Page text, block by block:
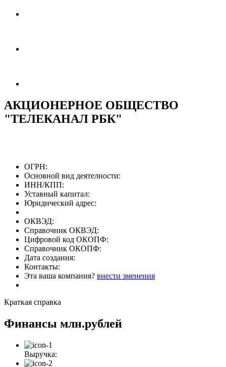
АКЦИОНЕРНОЕ ОБЩЕСТВО
"ТЕЛЕКАНАЛ РБК"
ОГРН:
Основной вид деятелности:
ИНН/КПП:
Уставный капитал:
Юридический адрес:
ОКВЭД:
Справочник ОКВЭД:
Цифровой код ОКОПФ:
Справочник ОКОПФ:
Дата создания:
Контакты:
Эта ваша компания? внести зменения
Краткая справка
Финансы млн.рублей
Выручка: